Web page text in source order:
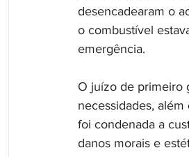
desencadearam o
o combustível
emergência.
O juízo de primeiro
necessidades,
foi condenada a
danos morais e